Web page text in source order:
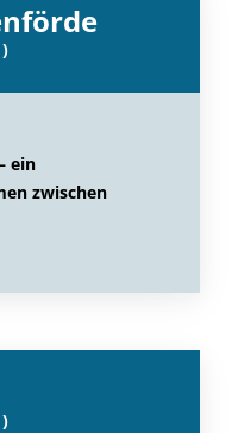
ein
zwischen